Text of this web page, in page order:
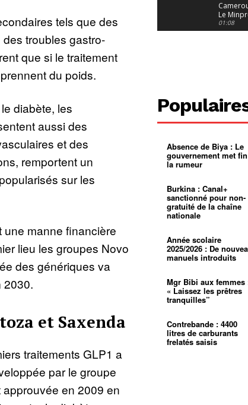
tels que des
troubles gastro-
que si le traitement
du poids.
diabète, les
aussi des
et des
remportent un
sur les
manne financière
lieu les groupes Novo
des génériques va
2030.
et Saxenda
traitements GLP1 a
par le groupe
en 2009 en
Le
alerte
dérives
01:08
grandes
pluies
Échec au
Le père
pasteur
L’État
d’or
Croyance
religieuse
Entre
bricolage
mentale
01:12
mettra-t-
au
Absence de Biya : Le
gouvernement met
la rumeur
Burkina : Canal+
sanctionné pour non-
gratuité de la chaîne
nationale
Année scolaire
2025/2026 : De
manuels introduits
Mgr Bibi aux femmes
« Laissez les prêtres
tranquilles”
Contrebande : 4400
litres de carburants
frelatés saisis